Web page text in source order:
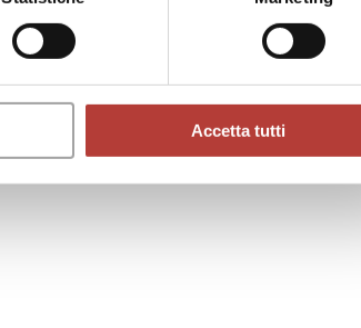
Accetta tutti